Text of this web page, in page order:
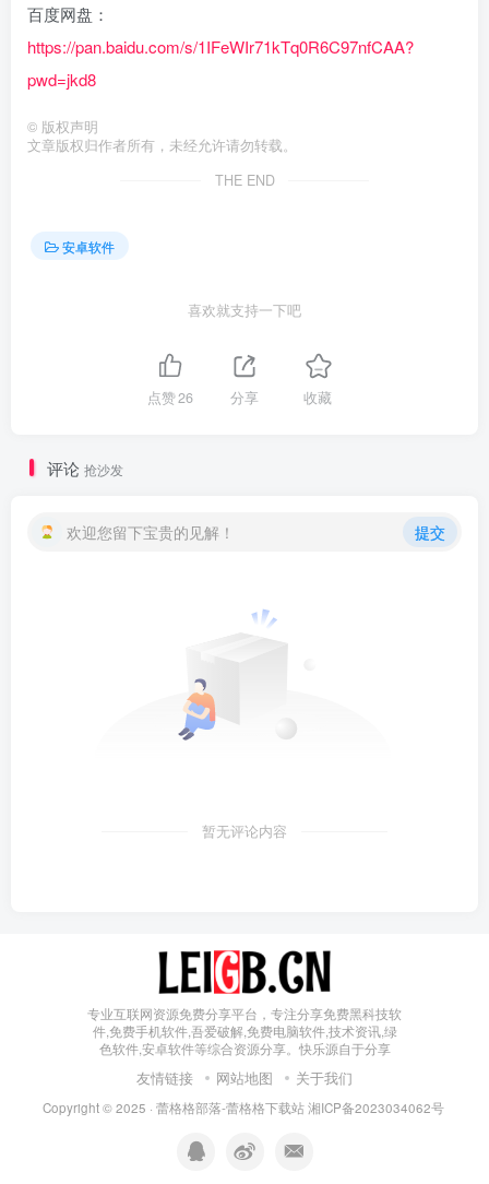
百度网盘：
https://pan.baidu.com/s/1IFeWIr71kTq0R6C97nfCAA?
pwd=jkd8
© 版权声明
文章版权归作者所有，未经允许请勿转载。
THE END
安卓软件
喜欢就支持一下吧
点赞26 分享 收藏
评论 抢沙发
欢迎您留下宝贵的见解！ 提交
暂无评论内容
专业互联网资源免费分享平台，专注分享免费黑科技软
件,免费手机软件,吾爱破解,免费电脑软件,技术资讯,绿
色软件,安卓软件等综合资源分享。快乐源自于分享
友情链接 网站地图 关于我们
Copyright © 2025 · 蕾格格部落-蕾格格下载站 湘ICP备2023034062号